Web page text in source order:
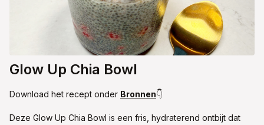
Glow Up Chia Bowl
Download het recept onder Bronnen👇
Deze Glow Up Chia Bowl is een fris, hydraterend ontbijt dat